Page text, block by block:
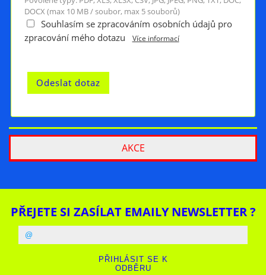
DOCX (max 10 MB / soubor, max 5 souborů)
Souhlasím se zpracováním osobních údajů pro
zpracování mého dotazu
Více informací
AKCE
PŘEJETE SI ZASÍLAT EMAILY NEWSLETTER ?